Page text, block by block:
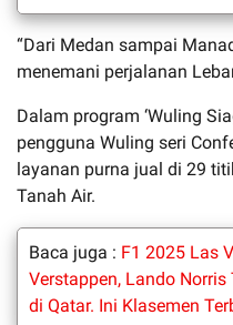
“Dari Medan sampai
menemani perjalanan
Dalam program ‘Wuling
pengguna Wuling seri
layanan purna jual di 29
Tanah Air.
Baca juga : F1 2025 Las
Verstappen, Lando
di Qatar. Ini Klasemen